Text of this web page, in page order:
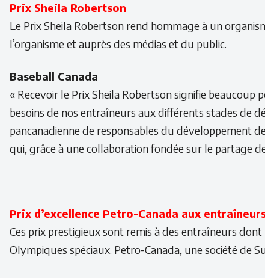
Prix Sheila Robertson
Le Prix Sheila Robertson rend hommage à un
l’organisme et auprès des médias et du public.
Baseball Canada
« Recevoir le Prix Sheila Robertson signifie
besoins de nos entraîneurs aux différents stades de
pancanadienne de responsables du développement
qui, grâce à une collaboration fondée sur le partage
Prix d’excellence Petro-Canada aux
Ces prix prestigieux sont remis à des entraîneurs
Olympiques spéciaux. Petro-Canada, une société de